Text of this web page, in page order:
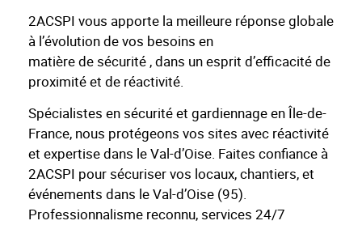
2ACSPI vous apporte la meilleure réponse globale
à l’évolution de vos besoins en
matière de sécurité , dans un esprit d’efficacité de
proximité et de réactivité.
Spécialistes en sécurité et gardiennage en Île-de-
France, nous protégeons vos sites avec réactivité
et expertise dans le Val-d’Oise. Faites confiance à
2ACSPI pour sécuriser vos locaux, chantiers, et
événements dans le Val-d’Oise (95).
Professionnalisme reconnu, services 24/7